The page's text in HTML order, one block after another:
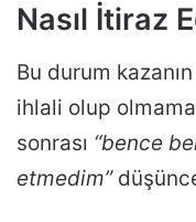
Nasıl İtiraz
Bu durum
ihlali olup
sonrası “bence
etmedim”